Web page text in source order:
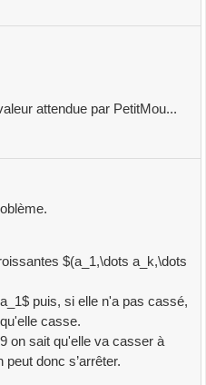
attendue par PetitMou...
$(a_1,\dots a_k,\dots
puis, si elle n'a pas cassé,
casse.
on sait qu'elle va casser à
donc s’arrêter.